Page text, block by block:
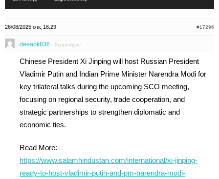
26/08/2025 στις 16:29 #17296
deeapk836 Συμμετέχων
Chinese President Xi Jinping will host Russian President
Vladimir Putin and Indian Prime Minister Narendra Modi for
key trilateral talks during the upcoming SCO meeting,
focusing on regional security, trade cooperation, and
strategic partnerships to strengthen diplomatic and
economic ties.
Read More:-
https://www.salamhindustan.com/international/xi-jinping-
ready-to-host-vladimir-putin-and-pm-narendra-modi-